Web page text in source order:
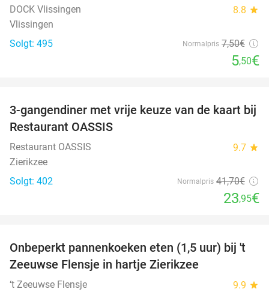
DOCK Vlissingen 8.8 star
Vlissingen
Solgt: 495
Normalpris 7,50€
5,50€
43%
3-gangendiner met vrije keuze van de kaart bij
Restaurant OASSIS
Restaurant OASSIS 9.7 star
Zierikzee
Solgt: 402
Normalpris 41,70€
23,95€
67%
Onbeperkt pannenkoeken eten (1,5 uur) bij 't
Zeeuwse Flensje in hartje Zierikzee
‘t Zeeuwse Flensje 9.9 star